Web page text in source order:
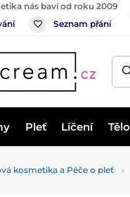
nás baví od roku 2009
Seznam přání
Pleť Líčení Tělo
kosmetika a Péče o pleť